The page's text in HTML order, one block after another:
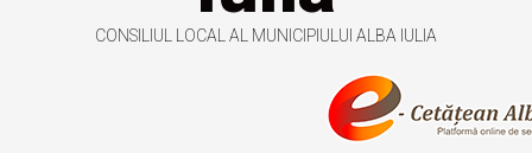
CONSILIUL LOCAL AL MUNICIPIULUI ALBA IULIA